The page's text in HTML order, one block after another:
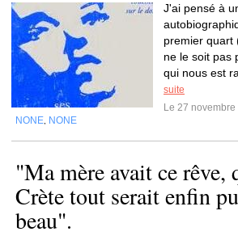
J'ai pensé à
premier quart
ne le soit pas
qui nous est
suite
Le 27
NONE NONE
"Ma mère avait ce rêve,
Crète tout serait enfin
beau".